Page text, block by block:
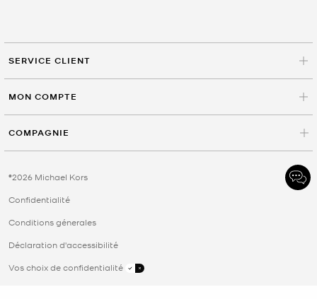
SERVICE CLIENT
MON COMPTE
COMPAGNIE
©2026 Michael Kors
Confidentialité
Conditions génerales
Déclaration d'accessibilité
Vos choix de confidentialité